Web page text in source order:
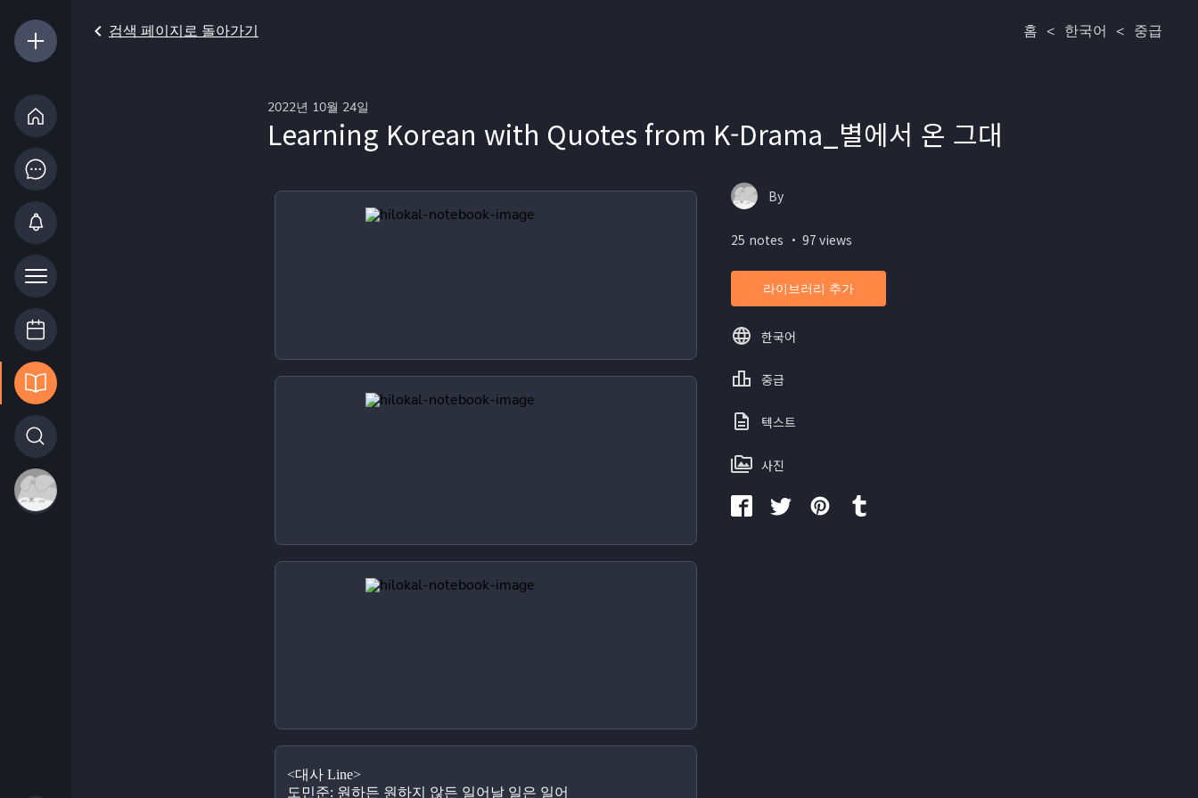
검색 페이지로 돌아가기 홈 < 한국어 < 중급
2022년 10월 24일
Learning Korean with Quotes from K-Drama_별에서 온 그대
<대사 Line>
도민준: 원하든 원하지 않든 일어날 일은 일어
By
25 notes ・ 97 views
라이브러리 추가
한국어
중급
텍스트
사진